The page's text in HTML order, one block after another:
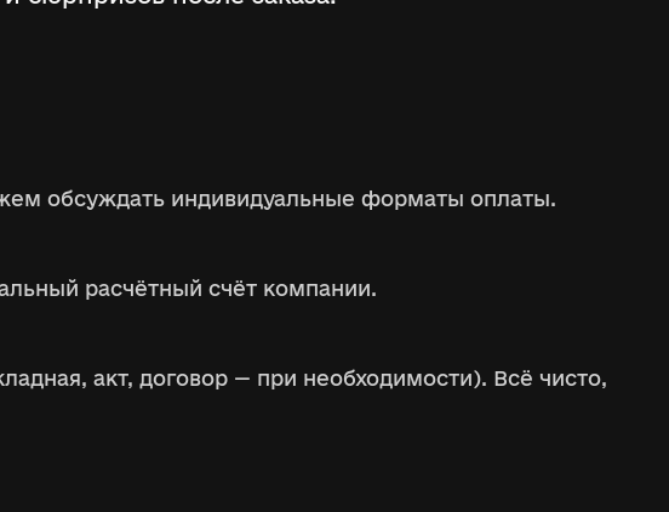
обсуждать индивидуальные форматы оплаты.
расчётный счёт компании.
акт, договор — при необходимости). Всё чисто,